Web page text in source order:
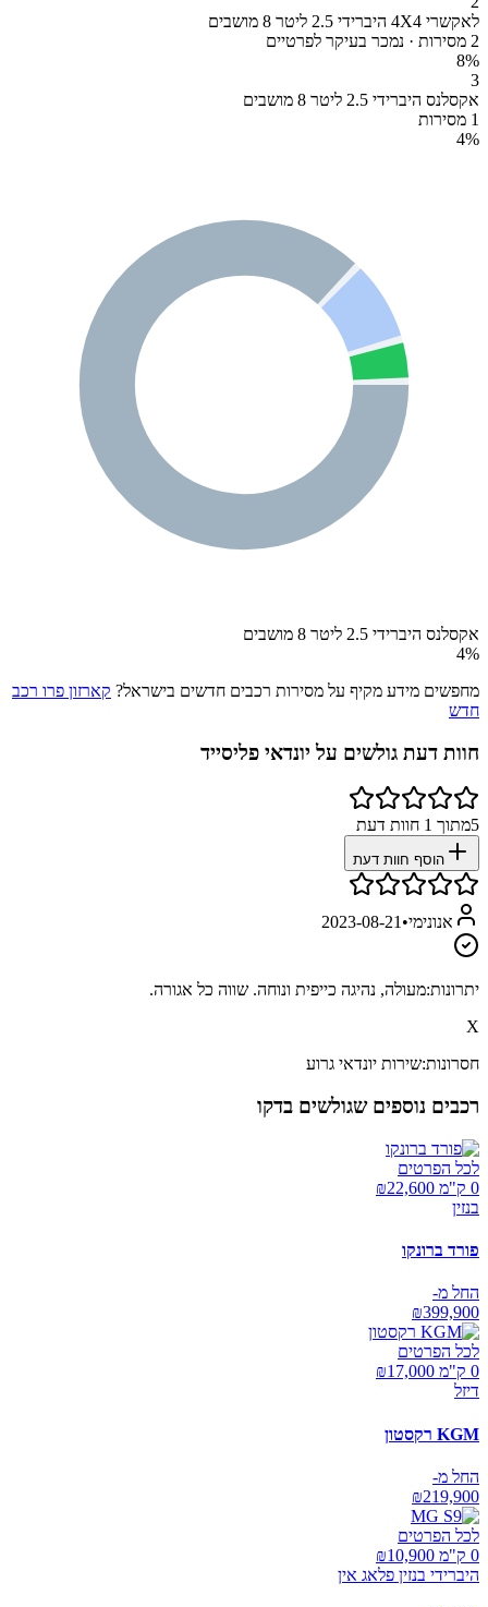
לאקשרי 4X4 היברידי 2.5 ליטר 8 מושבים
2 מסירות · נמכר בעיקר לפרטיים
8%
3
אקסלנס היברידי 2.5 ליטר 8 מושבים
1 מסירות
4%
אקסלנס היברידי 2.5 ליטר 8 מושבים
4%
מחפשים מידע מקיף על מסירות רכבים חדשים בישראל? קארזון פרו רכב
חדש
חוות דעת גולשים על יונדאי פליסייד
5מתוך 1 חוות דעת
הוסף חוות דעת
אנונימי•
2023-08-21
יתרונות:מעולה, נהיגה כייפית ונוחה. שווה כל אגורה.
X
חסרונות:שירות יונדאי גרוע
רכבים נוספים שגולשים בדקו
לכל הפרטים
0 ק"מ ₪
22,600
בנזין
פורד ברונקו
החל מ-
₪399,900
לכל הפרטים
0 ק"מ ₪
17,000
דיזל
KGM רקסטון
החל מ-
₪219,900
לכל הפרטים
0 ק"מ ₪
10,900
היברידי בנזין פלאג אין